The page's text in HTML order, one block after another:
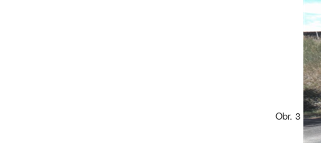
Obr. 3